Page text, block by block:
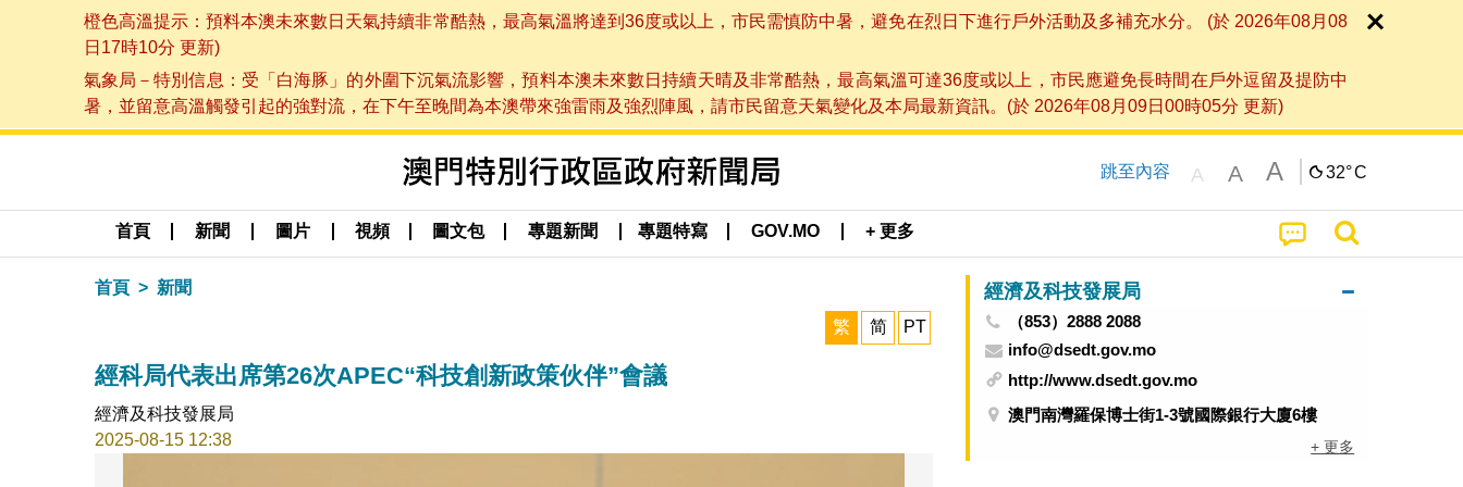
橙色高溫提示：預料本澳未來數日天氣持續非常酷熱，最高氣溫將達到36度或以上，市民需慎防中暑，避免在烈日下進行戶外活動及多補充水分。 (於 2026年08月08
日17時10分 更新)
氣象局－特別信息：受「白海豚」的外圍下沉氣流影響，預料本澳未來數日持續天晴及非常酷熱，最高氣溫可達36度或以上，市民應避免長時間在戶外逗留及提防中
暑，並留意高溫觸發引起的強對流，在下午至晚間為本澳帶來強雷雨及強烈陣風，請市民留意天氣變化及本局最新資訊。(於 2026年08月09日00時05分 更新)
跳至內容 A A A 32°C
首頁 新聞 圖片 視頻 圖文包 專題新聞 專題特寫 GOV.MO + 更多
首頁 新聞
繁 简 PT
經科局代表出席第26次APEC“科技創新政策伙伴”會議
經濟及科技發展局
2025-08-15 12:38
經濟及科技發展局
（853）2888 2088
info@dsedt.gov.mo
http://www.dsedt.gov.mo
澳門南灣羅保博士街1-3號國際銀行大廈6樓
+ 更多